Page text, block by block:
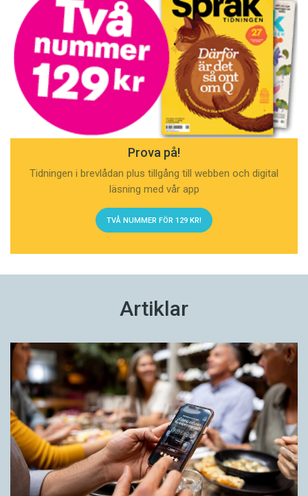
Prova på!
Tidningen i brevlådan plus tillgång till webben och digital
läsning med vår app
TVÅ NUMMER FÖR 129 KR!
Artiklar